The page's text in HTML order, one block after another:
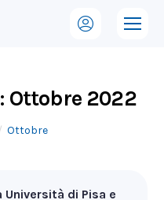
Ottobre 2022
Ottobre
di Pisa e